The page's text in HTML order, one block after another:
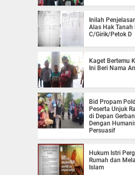
Inilah
Alas Hak Tanah
C/Girik/Petok D
Kaget Bertemu
Ini Beri Nama
Bid Propam
Peserta Unjuk
di Depan
Dengan
Persuasif
Hukum Istri
Rumah dan
Islam